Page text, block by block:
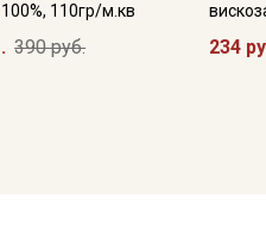
110гр/м.кв
390 руб. 234